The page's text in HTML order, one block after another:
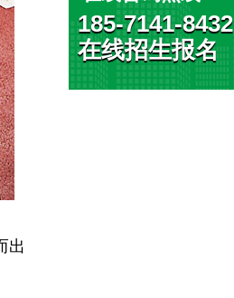
出
185-7141-8432
在线招生报名